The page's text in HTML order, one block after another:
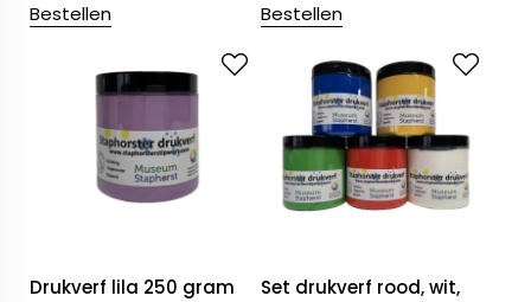
Bestellen Bestellen
Drukverf lila 250 gram
Set drukverf rood, wit,